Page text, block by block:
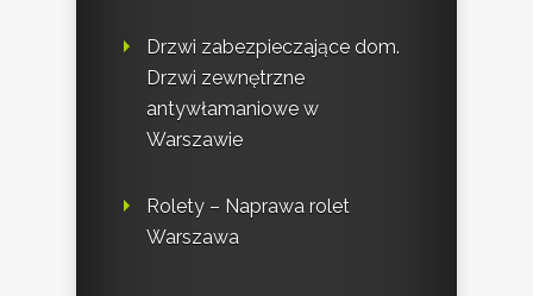
Drzwi zabezpieczające dom.
Drzwi zewnętrzne
antywłamaniowe w
Warszawie
Rolety – Naprawa rolet
Warszawa